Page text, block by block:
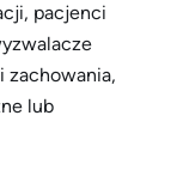
pacjenci
zachowania,
lub